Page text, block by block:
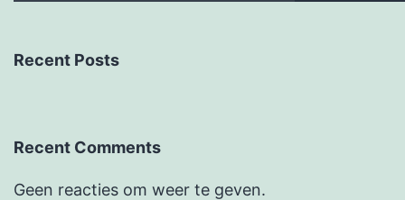
Recent Posts
Recent Comments
Geen reacties om weer te geven.